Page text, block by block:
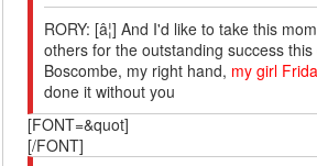
RORY: [â¦] And I'd like to take this
others for the outstanding success
Boscombe, my right hand, my girl
done it without you
[FONT=&quot]
[/FONT]